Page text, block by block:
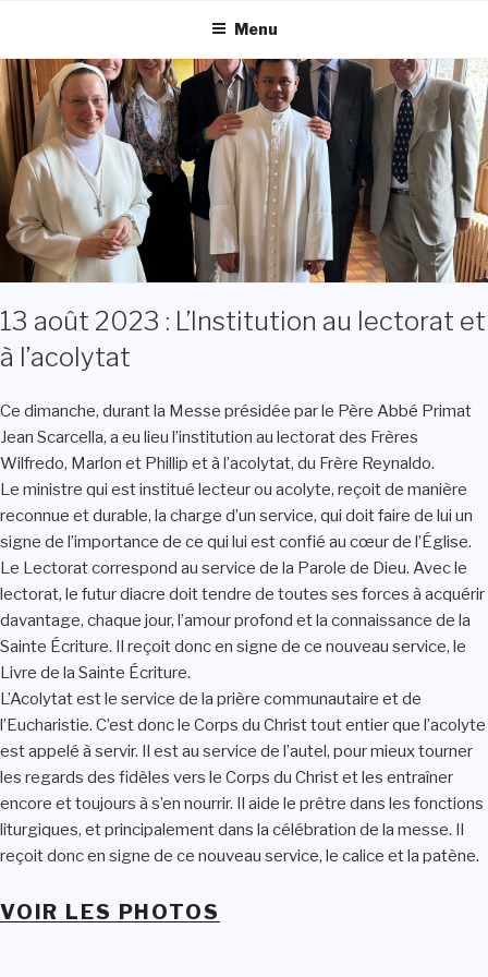
contenu
principal
Menu
13 août 2023 : L’Institution au lectorat et
à l’acolytat
Ce dimanche, durant la Messe présidée par le Père Abbé Primat
Jean Scarcella, a eu lieu l’institution au lectorat des Frères
Wilfredo, Marlon et Phillip et à l’acolytat, du Frère Reynaldo.
Le ministre qui est institué lecteur ou acolyte, reçoit de manière
reconnue et durable, la charge d’un service, qui doit faire de lui un
signe de l’importance de ce qui lui est confié au cœur de l’Église.
Le Lectorat correspond au service de la Parole de Dieu. Avec le
lectorat, le futur diacre doit tendre de toutes ses forces à acquérir
davantage, chaque jour, l’amour profond et la connaissance de la
Sainte Écriture. Il reçoit donc en signe de ce nouveau service, le
Livre de la Sainte Écriture.
L’Acolytat est le service de la prière communautaire et de
l’Eucharistie. C’est donc le Corps du Christ tout entier que l’acolyte
est appelé à servir. Il est au service de l’autel, pour mieux tourner
les regards des fidèles vers le Corps du Christ et les entraîner
encore et toujours à s’en nourrir. Il aide le prêtre dans les fonctions
liturgiques, et principalement dans la célébration de la messe. Il
reçoit donc en signe de ce nouveau service, le calice et la patène.
VOIR LES PHOTOS